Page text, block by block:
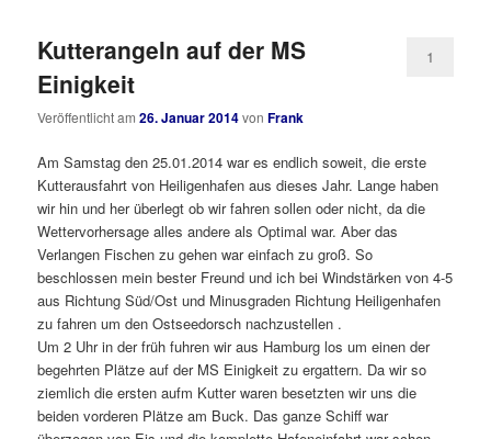
Kutterangeln auf der MS
Einigkeit
Veröffentlicht am26. Januar 2014vonFrank
1
Am Samstag den 25.01.2014 war es endlich soweit, die erste
Kutterausfahrt von Heiligenhafen aus dieses Jahr. Lange haben
wir hin und her überlegt ob wir fahren sollen oder nicht, da die
Wettervorhersage alles andere als Optimal war. Aber das
Verlangen Fischen zu gehen war einfach zu groß. So
beschlossen mein bester Freund und ich bei Windstärken von 4-5
aus Richtung Süd/Ost und Minusgraden Richtung Heiligenhafen
zu fahren um den Ostseedorsch nachzustellen .
Um 2 Uhr in der früh fuhren wir aus Hamburg los um einen der
begehrten Plätze auf der MS Einigkeit zu ergattern. Da wir so
ziemlich die ersten aufm Kutter waren besetzten wir uns die
beiden vorderen Plätze am Buck. Das ganze Schiff war